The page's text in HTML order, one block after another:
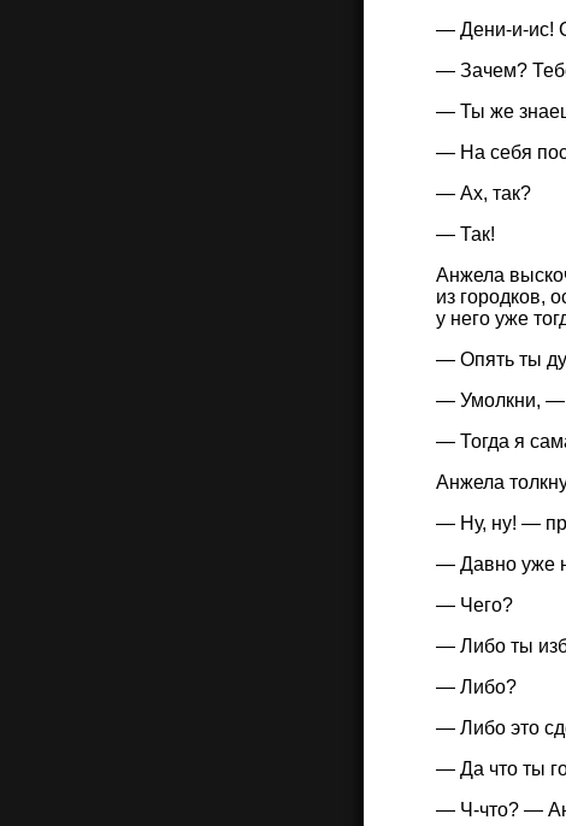
— Дени-и-ис!
— Зачем?
— Ты же
— На себя
— Ах, так?
— Так!
Анжела
из городков,
у него уже
— Опять ты
— Умолкни, —
— Тогда я
Анжела
— Ну, ну! —
— Давно уже
— Чего?
— Либо ты
— Либо?
— Либо это
— Да что ты
— Ч-что? —